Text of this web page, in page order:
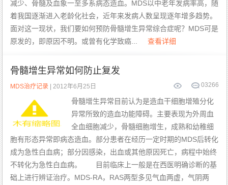
减少、骨髓及血象一至多系病态造血。MDS以中老年发病率高，随
着我国逐渐进入老龄化社会，近年来发病人数呈现逐年增多趋势。
面对这一现状，我们要如何预防骨髓增生异常综合症呢？MDS可是
原发的，即原因不明。或曾有化学致癌...
查看详细
骨髓增生异常如何防止复发
3266
0
MDS治疗记录 | 2012年6月25日
骨髓增生异常目前认为是造血干细胞增殖分化
异常所致的造血功能障碍。主要表现为外周血
全血细胞减少，骨髓细胞增生，成熟和幼稚细
胞有形态异常即病态造血。部分患者在经历一定时期的MDS后转化
成为急性白血病；部分因感染，出血或其他原因死亡，病程中始终
不转化为急性白血病。 目前临床上一般是在西医明确诊断的基
础上进行辨证治疗。MDS-RA，RAS两型多见气血两虚，气阴两